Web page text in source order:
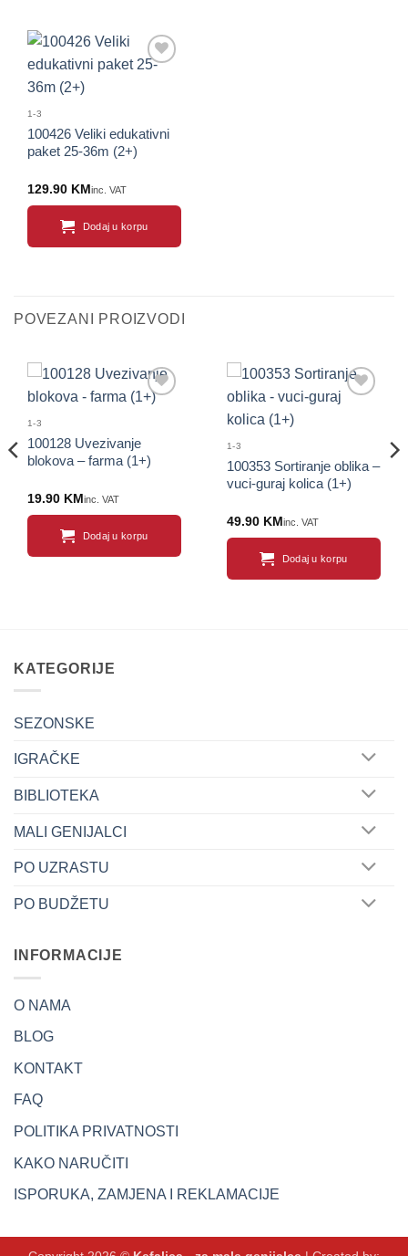
1-3
100426 Veliki edukativni
paket 25-36m (2+)
129.90 KM inc. VAT
Dodaj u korpu
POVEZANI PROIZVODI
1-3
100128 Uvezivanje
blokova – farma (1+)
19.90 KM inc. VAT
Dodaj u korpu
1-3
100353 Sortiranje oblika –
vuci-guraj kolica (1+)
49.90 KM inc. VAT
Dodaj u korpu
KATEGORIJE
SEZONSKE
IGRAČKE
BIBLIOTEKA
MALI GENIJALCI
PO UZRASTU
PO BUDŽETU
INFORMACIJE
O NAMA
BLOG
KONTAKT
FAQ
POLITIKA PRIVATNOSTI
KAKO NARUČITI
ISPORUKA, ZAMJENA I REKLAMACIJE